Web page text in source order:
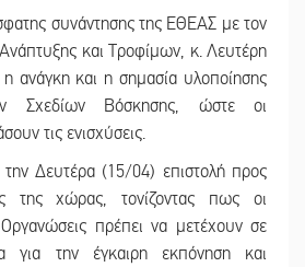
συνάντησης της ΕΘΕΑΣ με τον
και Τροφίμων, κ. Λευτέρη
ανάγκη και η σημασία υλοποίησης
Σχεδίων Βόσκησης, ώστε οι
τις ενισχύσεις.
Δευτέρα (15/04) επιστολή προς
της χώρας, τονίζοντας πως οι
πρέπει να μετέχουν σε
για την έγκαιρη εκπόνηση και